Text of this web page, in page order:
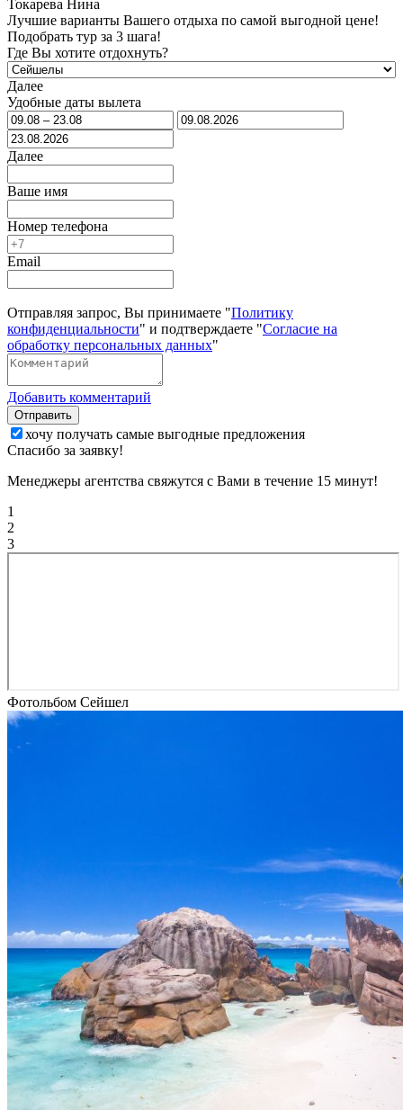
Токарева Нина
Лучшие варианты Вашего отдыха по самой выгодной цене!
Подобрать тур за 3 шага!
Где Вы хотите отдохнуть?
Далее
Удобные даты вылета
Далее
Ваше имя
Номер телефона
Email
Отправляя запрос, Вы принимаете "Политику
конфиденциальности" и подтверждаете "Согласие на
обработку персональных данных"
Добавить комментарий
Отправить
хочу получать самые выгодные предложения
Спасибо за заявку!
Менеджеры агентства свяжутся с Вами в течение 15 минут!
1
2
3
Фотольбом Сейшел